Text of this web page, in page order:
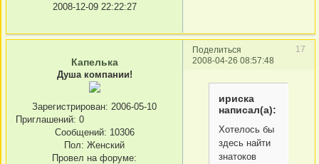
2008-12-09 22:22:27
Поделиться
17
2008-04-26 08:57:48
Капелька
Душа компании!
Зарегистрирован: 2006-05-10
Приглашений: 0
Сообщений: 10306
Пол: Женский
Провел на форуме:
ириска
написал(а):
Хотелось бы
здесь найти
знатоков